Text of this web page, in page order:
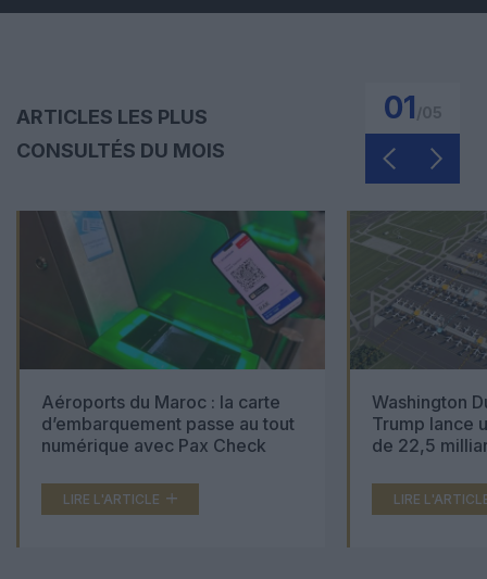
ARTICLES LES PLUS
CONSULTÉS DU MOIS
01
Aéroports du Maroc : la carte
d’embarquement passe au tout
numérique avec Pax Check
LIRE L'ARTICLE
Washington
Trump lance
de 22,5
LIRE